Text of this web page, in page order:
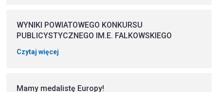
WYNIKI POWIATOWEGO KONKURSU
PUBLICYSTYCZNEGO IM.E. FALKOWSKIEGO
Czytaj więcej
Mamy medalistę Europy!